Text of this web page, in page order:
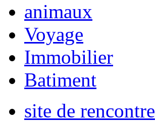
animaux
Voyage
Immobilier
Batiment
site de rencontre